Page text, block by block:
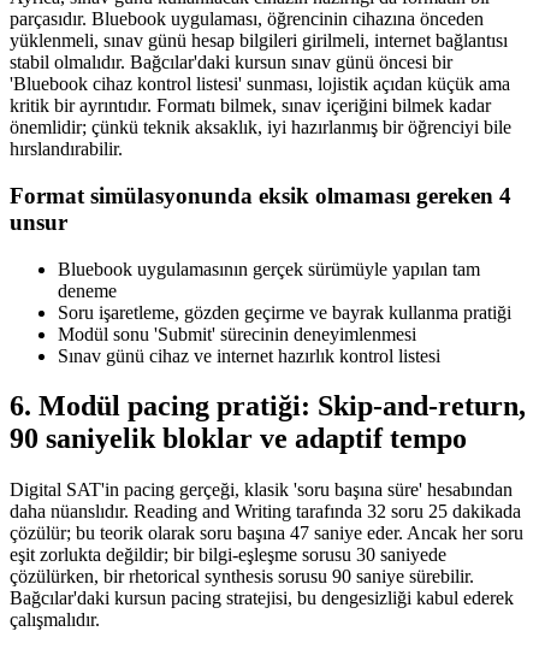
parçasıdır. Bluebook uygulaması, öğrencinin cihazına önceden
yüklenmeli, sınav günü hesap bilgileri girilmeli, internet bağlantısı
stabil olmalıdır. Bağcılar'daki kursun sınav günü öncesi bir
'Bluebook cihaz kontrol listesi' sunması, lojistik açıdan küçük ama
kritik bir ayrıntıdır. Formatı bilmek, sınav içeriğini bilmek kadar
önemlidir; çünkü teknik aksaklık, iyi hazırlanmış bir öğrenciyi bile
hırslandırabilir.
Format simülasyonunda eksik olmaması gereken 4
unsur
Bluebook uygulamasının gerçek sürümüyle yapılan tam
deneme
Soru işaretleme, gözden geçirme ve bayrak kullanma pratiği
Modül sonu 'Submit' sürecinin deneyimlenmesi
Sınav günü cihaz ve internet hazırlık kontrol listesi
6. Modül pacing pratiği: Skip-and-return,
90 saniyelik bloklar ve adaptif tempo
Digital SAT'in pacing gerçeği, klasik 'soru başına süre' hesabından
daha nüanslıdır. Reading and Writing tarafında 32 soru 25 dakikada
çözülür; bu teorik olarak soru başına 47 saniye eder. Ancak her soru
eşit zorlukta değildir; bir bilgi-eşleşme sorusu 30 saniyede
çözülürken, bir rhetorical synthesis sorusu 90 saniye sürebilir.
Bağcılar'daki kursun pacing stratejisi, bu dengesizliği kabul ederek
çalışmalıdır.